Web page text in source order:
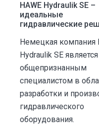
HAWE Hydraulik SE –
идеальные
гидравлические
Немецкая компания
Hydraulik SE является
общепризнанным
специалистом в
разработки и
гидравлического
оборудования.